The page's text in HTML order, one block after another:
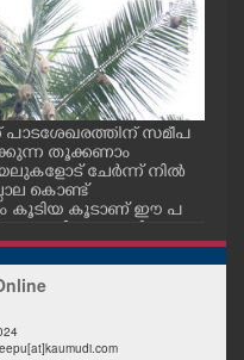
സമീപ
തൂക്കണാം
ചേർന്ന് നിൽ
കൊണ്ട്
കൂടിയ കൂടാണ് ഈ പ